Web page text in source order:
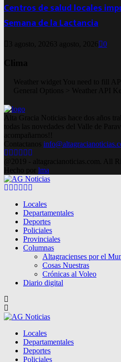
Centros de salud locales
Semana de la Lactancia
3 agosto, 2026 3 agosto, 2026 0
Clima
Weather widget You need to fill
General Options > Weather API
Alta Gracia Noticias hace dos años
todas las novedades del Valle de
acompañarnos!!
Contactanos
Facebook
Twitter
Instagram
Pinterest
Google
@2019 - altagracianoticias.com. All
Hecho por lma
Facebook
Twitter
Instagram
Pinterest
Google
Locales
Departamentales
Deportes
Policiales
Provinciales
Columnas
Altagracienses por el
Cosas Nuestras
Crónicas al Voleo
Diario digital
Locales
Departamentales
Deportes
Policiales